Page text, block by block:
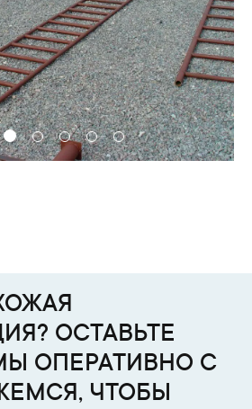
ОСТАВЬТЕ
ОПЕРАТИВНО С
ЧТОБЫ